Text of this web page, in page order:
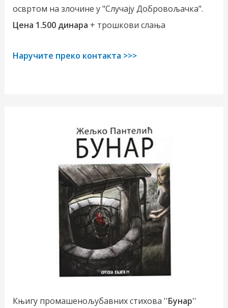
освртом на злочине у "Случају Добровољачка".
Цена 1.500 динара + трошкови слања
Наручите преко контакта >>>
Књигу промашенољубавних стихова ''Бунар''